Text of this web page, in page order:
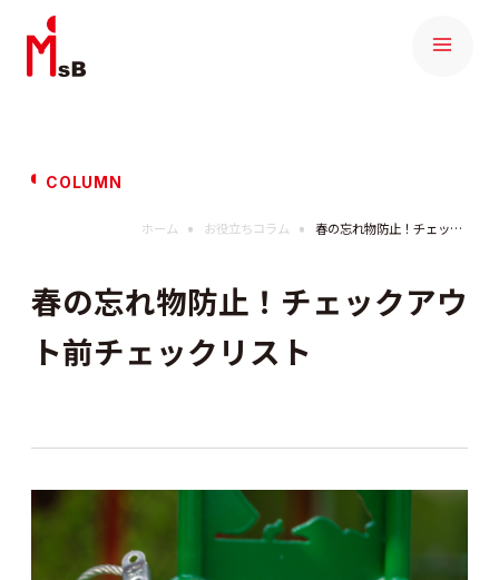
COLUMN
ホーム お役立ちコラム 春の忘れ物防止！チェックアウト前チェックリスト
春の忘れ物防止！チェックアウ
ト前チェックリスト